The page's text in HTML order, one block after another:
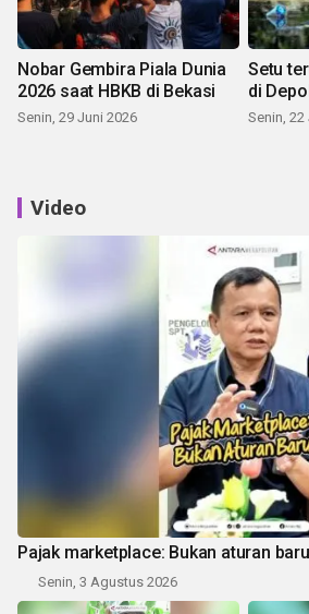
Nobar Gembira Piala Dunia
2026 saat HBKB di Bekasi
Senin, 29 Juni 2026
Setu
di
Senin, 22
Video
Pajak marketplace: Bukan aturan baru
Senin, 3 Agustus 2026